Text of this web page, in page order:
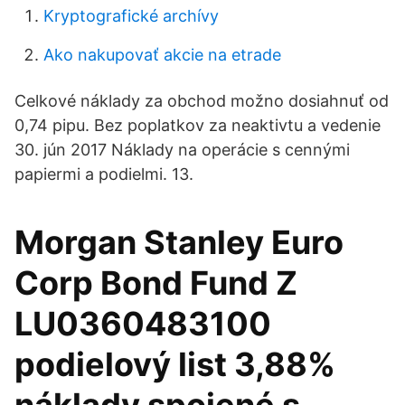
Kryptografické archívy
Ako nakupovať akcie na etrade
Celkové náklady za obchod možno dosiahnuť od
0,74 pipu. Bez poplatkov za neaktivtu a vedenie
30. jún 2017 Náklady na operácie s cennými
papiermi a podielmi. 13.
Morgan Stanley Euro
Corp Bond Fund Z
LU0360483100
podielový list 3,88%